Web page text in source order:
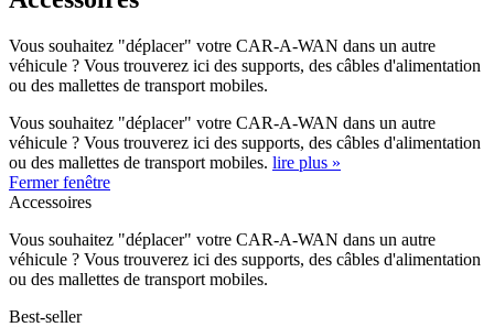
Vous souhaitez "déplacer" votre CAR-A-WAN dans un autre
véhicule ? Vous trouverez ici des supports, des câbles d'alimentation
ou des mallettes de transport mobiles.
Vous souhaitez "déplacer" votre CAR-A-WAN dans un autre
véhicule ? Vous trouverez ici des supports, des câbles d'alimentation
ou des mallettes de transport mobiles. lire plus »
Fermer fenêtre
Accessoires
Vous souhaitez "déplacer" votre CAR-A-WAN dans un autre
véhicule ? Vous trouverez ici des supports, des câbles d'alimentation
ou des mallettes de transport mobiles.
Best-seller